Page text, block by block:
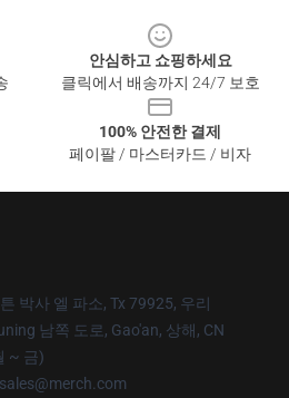
안심하고 쇼핑하세요
클릭에서 배송까지 24/7 보호
100% 안전한 결제
페이팔 / 마스터카드 / 비자
박사 엘 파소, Tx 79925, 우리
남쪽 도로, Gao'an, 상해, CN
~ 금)